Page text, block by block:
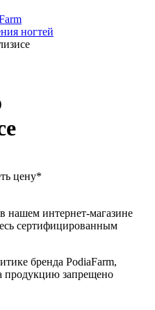
ногтей
цену*
нашем интернет-магазине
сертифицированным
бренда PodiaFarm,
продукцию запрещено